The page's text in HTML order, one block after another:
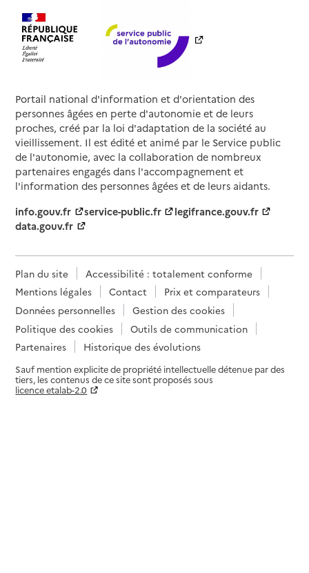
Portail national d'information et d'orientation des
personnes âgées en perte d'autonomie et de leurs
proches, créé par la loi d'adaptation de la société au
vieillissement. Il est édité et animé par le Service public
de l'autonomie, avec la collaboration de nombreux
partenaires engagés dans l'accompagnement et
l'information des personnes âgées et de leurs aidants.
info.gouv.fr
service-public.fr
legifrance.gouv.fr
data.gouv.fr
Plan du site
Accessibilité : totalement conforme
Mentions légales
Contact
Prix et comparateurs
Données personnelles
Gestion des cookies
Politique des cookies
Outils de communication
Partenaires
Historique des évolutions
Sauf mention explicite de propriété intellectuelle détenue par des
tiers, les contenus de ce site sont proposés sous
licence etalab-2.0